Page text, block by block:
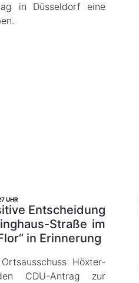
in Düsseldorf eine
UHR
Entscheidung
Straße im
in Erinnerung
Höxter-
CDU-Antrag zur